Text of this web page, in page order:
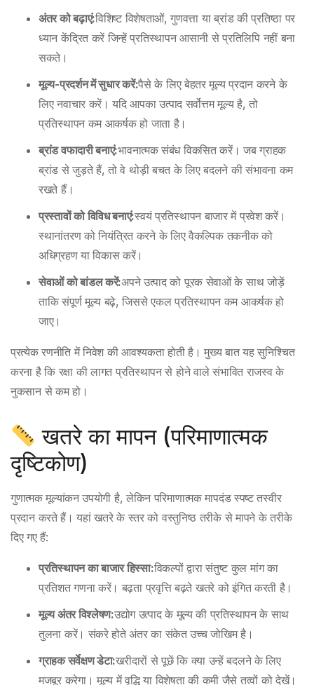
अंतर को बढ़ाएं:विशिष्ट विशेषताओं, गुणवत्ता या ब्रांड की प्रतिष्ठा पर
ध्यान केंद्रित करें जिन्हें प्रतिस्थापन आसानी से प्रतिलिपि नहीं बना
सकते।
मूल्य-प्रदर्शन में सुधार करें:पैसे के लिए बेहतर मूल्य प्रदान करने के
लिए नवाचार करें। यदि आपका उत्पाद सर्वोत्तम मूल्य है, तो
प्रतिस्थापन कम आकर्षक हो जाता है।
ब्रांड वफादारी बनाएं:भावनात्मक संबंध विकसित करें। जब ग्राहक
ब्रांड से जुड़ते हैं, तो वे थोड़ी बचत के लिए बदलने की संभावना कम
रखते हैं।
प्रस्तावों को विविध बनाएं:स्वयं प्रतिस्थापन बाजार में प्रवेश करें।
स्थानांतरण को नियंत्रित करने के लिए वैकल्पिक तकनीक को
अधिग्रहण या विकास करें।
सेवाओं को बांडल करें:अपने उत्पाद को पूरक सेवाओं के साथ जोड़ें
ताकि संपूर्ण मूल्य बढ़े, जिससे एकल प्रतिस्थापन कम आकर्षक हो
जाए।
प्रत्येक रणनीति में निवेश की आवश्यकता होती है। मुख्य बात यह सुनिश्चित
करना है कि रक्षा की लागत प्रतिस्थापन से होने वाले संभावित राजस्व के
नुकसान से कम हो।
खतरे का मापन (परिमाणात्मक
दृष्टिकोण)
गुणात्मक मूल्यांकन उपयोगी है, लेकिन परिमाणात्मक मापदंड स्पष्ट तस्वीर
प्रदान करते हैं। यहां खतरे के स्तर को वस्तुनिष्ठ तरीके से मापने के तरीके
दिए गए हैं:
प्रतिस्थापन का बाजार हिस्सा:विकल्पों द्वारा संतुष्ट कुल मांग का
प्रतिशत गणना करें। बढ़ता प्रवृत्ति बढ़ते खतरे को इंगित करती है।
मूल्य अंतर विश्लेषण:उद्योग उत्पाद के मूल्य की प्रतिस्थापन के साथ
तुलना करें। संकरे होते अंतर का संकेत उच्च जोखिम है।
ग्राहक सर्वेक्षण डेटा:खरीदारों से पूछें कि क्या उन्हें बदलने के लिए
मजबूर करेगा। मूल्य में वृद्धि या विशेषता की कमी जैसे तत्वों को देखें।